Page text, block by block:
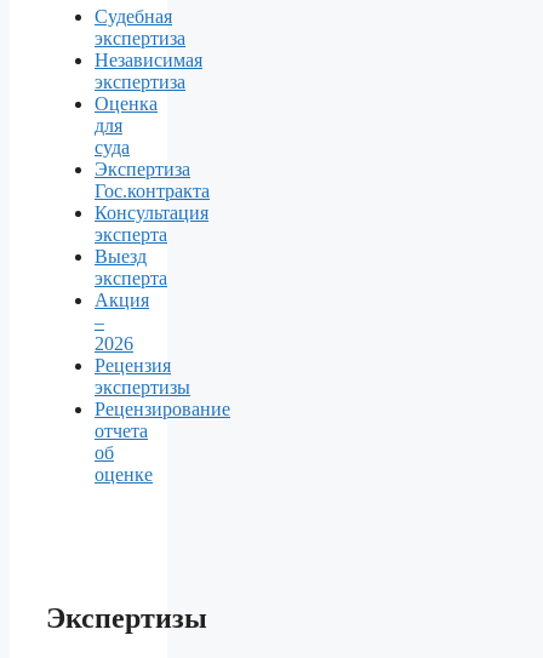
Судебная
экспертиза
Независимая
экспертиза
Оценка
для
суда
Экспертиза
Гос.контракта
Консультация
эксперта
Выезд
эксперта
Акция
–
2026
Рецензия
экспертизы
Рецензирование
отчета
об
оценке
Экспертизы